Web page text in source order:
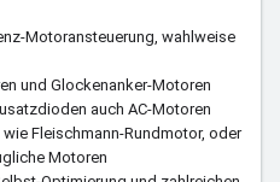
Motoransteuerung, wahlweise
und Glockenanker-Motoren
auch AC-Motoren
Fleischmann-Rundmotor, oder
Motoren